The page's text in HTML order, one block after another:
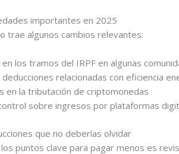
importantes en 2025
trae algunos cambios relevantes:
los tramos del IRPF en algunas
deducciones relacionadas con eficiencia
en la tributación de criptomonedas
sobre ingresos por plataformas
que no deberías olvidar
puntos clave para pagar menos es